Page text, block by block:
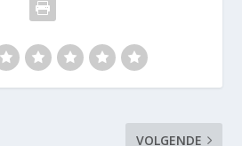
VOLGENDE